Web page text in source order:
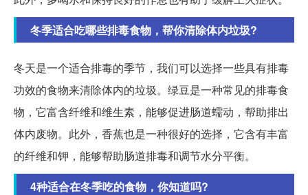
冬季适合吃哪些排毒食物，帮你清除体内垃圾?
冬天是一个适合排毒的季节，我们可以选择一些具有排毒
功效的食物来清除体内的垃圾。绿豆是一种常见的排毒食
物，它富含纤维和维生素，能够促进肠道蠕动，帮助排出
体内废物。此外，香蕉也是一种很好的选择，它含有丰富
的纤维和钾，能够帮助肠道排毒和调节水分平衡。
4种适合在冬季吃的食物，你知道吗?